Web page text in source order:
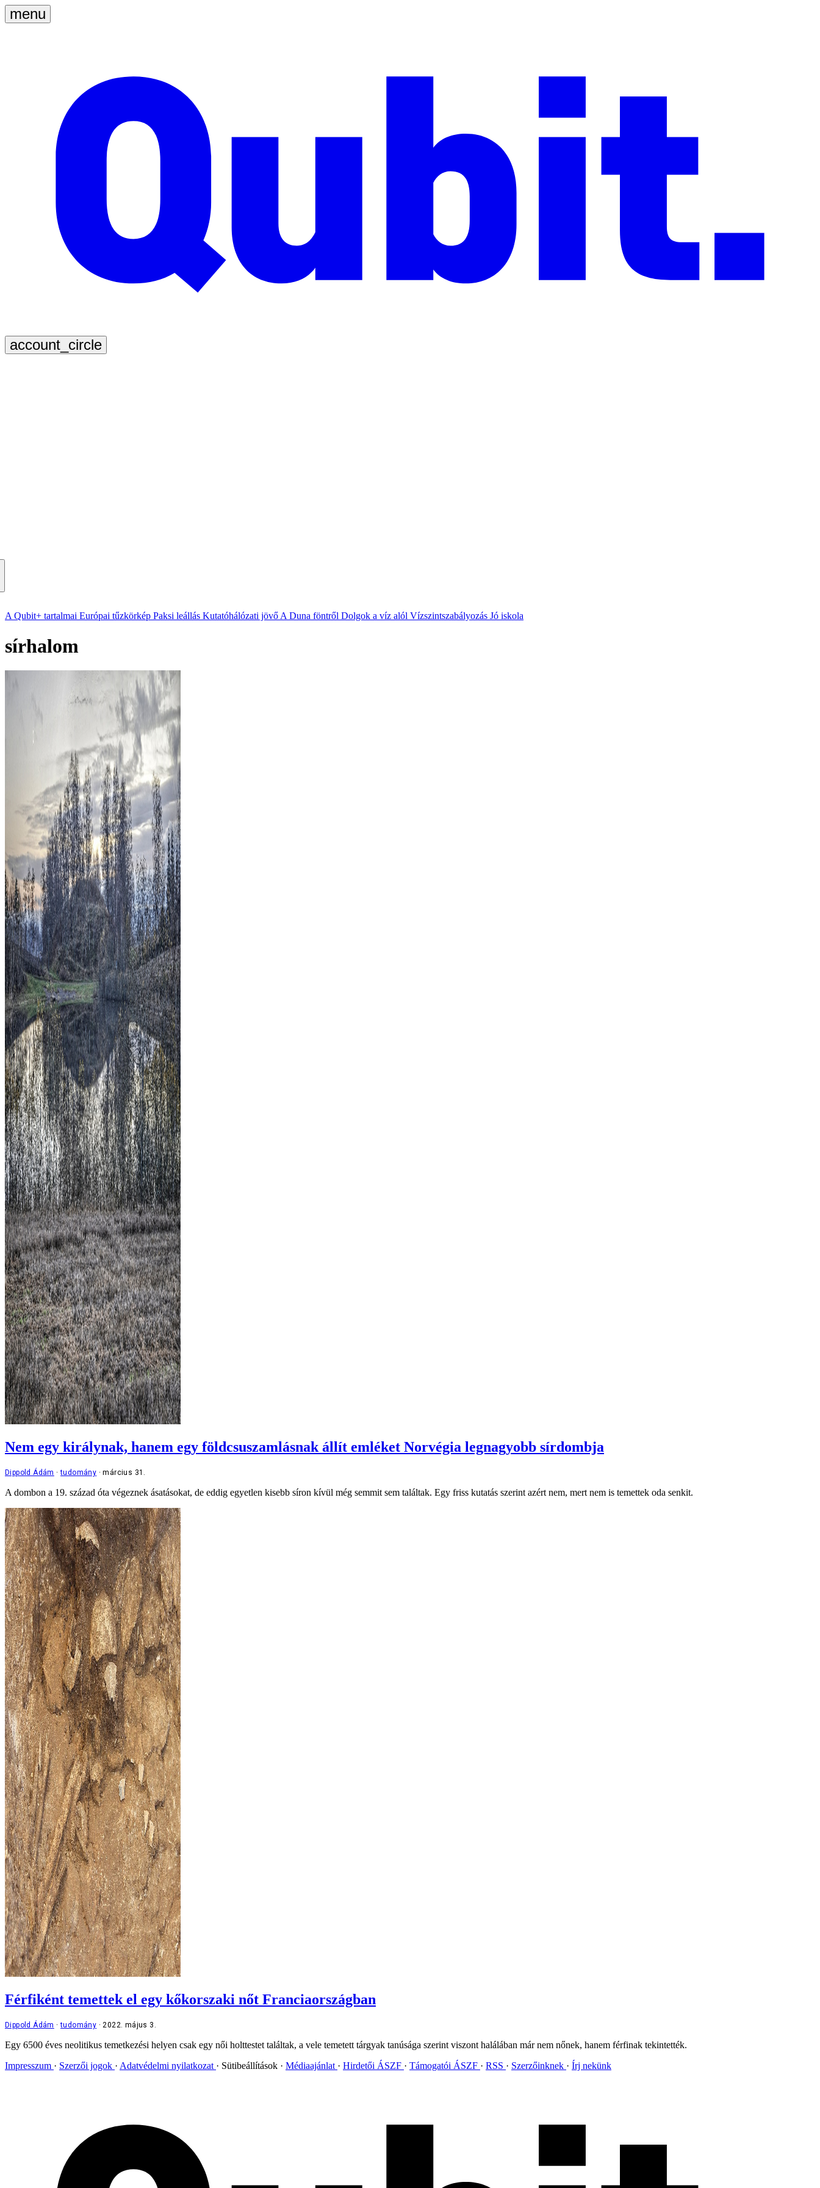
A Qubit+ tartalmai Európai tűzkörkép Paksi leállás Kutatóhálózati jövő A Duna föntről Dolgok a víz alól Vízszintszabályozás Jó iskola
sírhalom
Nem egy királynak, hanem egy földcsuszamlásnak állít emléket Norvégia legnagyobb sírdombja
Dippold Ádám tudomány március 31.
A dombon a 19. század óta végeznek ásatásokat, de eddig egyetlen kisebb síron kívül még semmit sem találtak. Egy friss kutatás szerint azért nem, mert nem is temettek oda senkit.
Férfiként temettek el egy kőkorszaki nőt Franciaországban
Dippold Ádám tudomány 2022. május 3.
Egy 6500 éves neolitikus temetkezési helyen csak egy női holttestet találtak, a vele temetett tárgyak tanúsága szerint viszont halálában már nem nőnek, hanem férfinak tekintették.
Impresszum
Szerzői jogok Adatvédelmi nyilatkozat Sütibeállítások Médiaajánlat Hirdetői ÁSZF Támogatói ÁSZF RSS Szerzőinknek Írj nekünk